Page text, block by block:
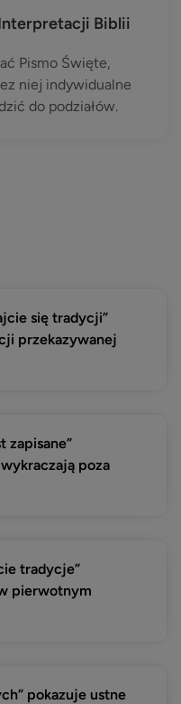
Biblii
Pismo Święte,
niej indywidualne
do podziałów.
się tradycji”
przekazywanej
zapisane”
poza
tradycje”
pierwotnym
pokazuje ustne